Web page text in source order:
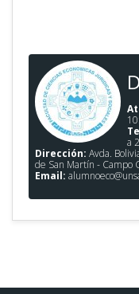
a
Dirección: Avda.
de San Martín - Campo
Email: